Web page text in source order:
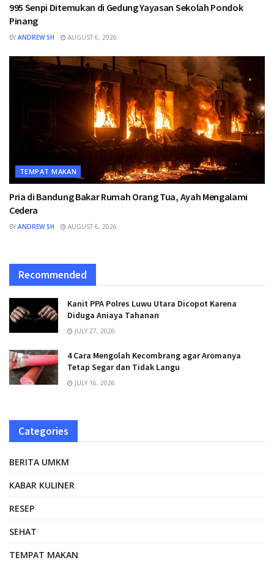
995 Senpi Ditemukan di Gedung Yayasan Sekolah Pondok
Pinang
BY ANDREW SH AUGUST 6, 2026
TEMPAT MAKAN
Pria di Bandung Bakar Rumah Orang Tua, Ayah Mengalami
Cedera
BY ANDREW SH AUGUST 6, 2026
Recommended
Kanit PPA Polres Luwu Utara Dicopot Karena
Diduga Aniaya Tahanan
JULY 27, 2026
4 Cara Mengolah Kecombrang agar Aromanya
Tetap Segar dan Tidak Langu
JULY 16, 2026
Categories
BERITA UMKM
KABAR KULINER
RESEP
SEHAT
TEMPAT MAKAN